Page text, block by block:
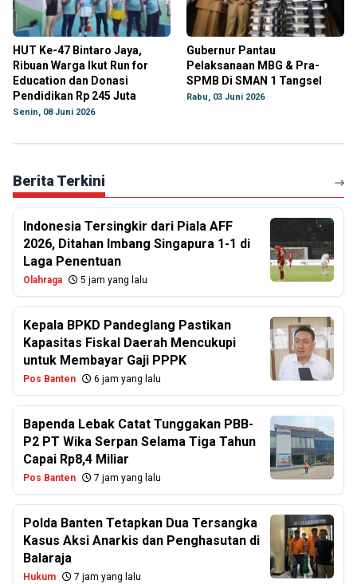
HUT Ke-47 Bintaro Jaya,
Ribuan Warga Ikut Run for
Education dan Donasi
Pendidikan Rp 245 Juta
Senin, 08 Juni 2026
Gubernur Pantau
Pelaksanaan MBG & Pra-
SPMB Di SMAN 1 Tangsel
Rabu, 03 Juni 2026
Berita Terkini
Indonesia Tersingkir dari Piala AFF
2026, Ditahan Imbang Singapura 1-1 di
Laga Penentuan
Olahraga 5 jam yang lalu
Kepala BPKD Pandeglang Pastikan
Kapasitas Fiskal Daerah Mencukupi
untuk Membayar Gaji PPPK
Pos Banten 6 jam yang lalu
Bapenda Lebak Catat Tunggakan PBB-
P2 PT Wika Serpan Selama Tiga Tahun
Capai Rp8,4 Miliar
Pos Banten 7 jam yang lalu
Polda Banten Tetapkan Dua Tersangka
Kasus Aksi Anarkis dan Penghasutan di
Balaraja
Hukum 7 jam yang lalu